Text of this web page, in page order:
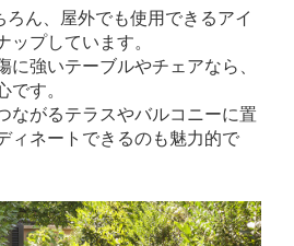
ん、屋外でも使用できるアイ
プしています。
強いテーブルやチェアなら、
す。
ながるテラスやバルコニーに置
ィネートできるのも魅力的で